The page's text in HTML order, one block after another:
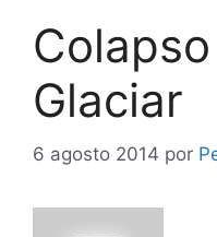
Glaciar
6 agosto 2014 por